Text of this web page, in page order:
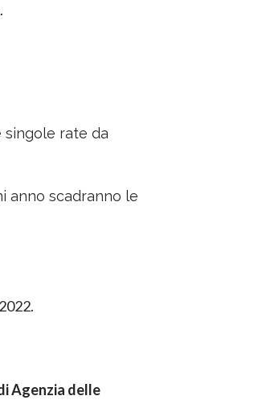
singole rate da
anno scadranno le
Agenzia delle